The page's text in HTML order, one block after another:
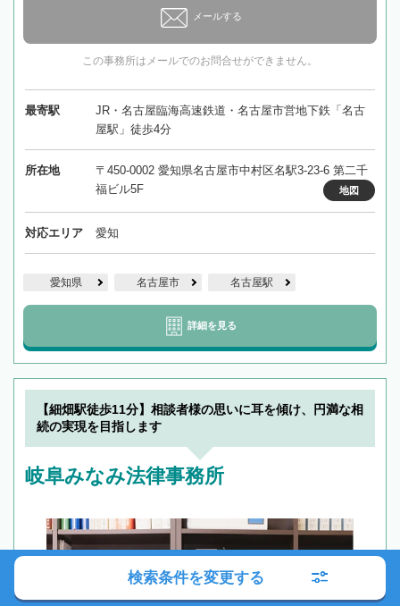
メールする
この事務所はメールでのお問合せができません。
最寄駅
JR・名古屋臨海高速鉄道・名古屋市営地下鉄「名古
屋駅」徒歩4分
所在地
〒450-0002 愛知県名古屋市中村区名駅3-23-6 第二千
福ビル5F
地図
対応エリア 愛知
愛知県 名古屋市 名古屋駅
詳細を見る
【細畑駅徒歩11分】相談者様の思いに耳を傾け、円満な相
続の実現を目指します
岐阜みなみ法律事務所
検索条件を変更する